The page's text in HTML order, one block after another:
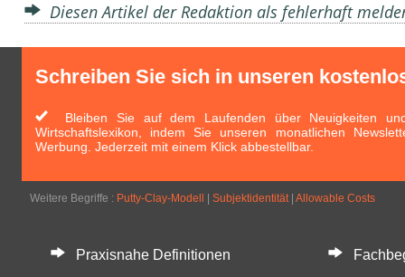
Diesen Artikel der Redaktion als fehlerhaft
Schreiben Sie sich in unseren
Bleiben Sie auf dem Laufenden über Neuigkeiten
Wirtschaftslexikon, indem Sie unseren monatlichen
Werbung. Jederzeit mit einem Klick abbestellbar.
Weitere Begriffe : Putty-Clay-Modell Subjektidentität| Allowable Costs
Praxisnahe Definitionen